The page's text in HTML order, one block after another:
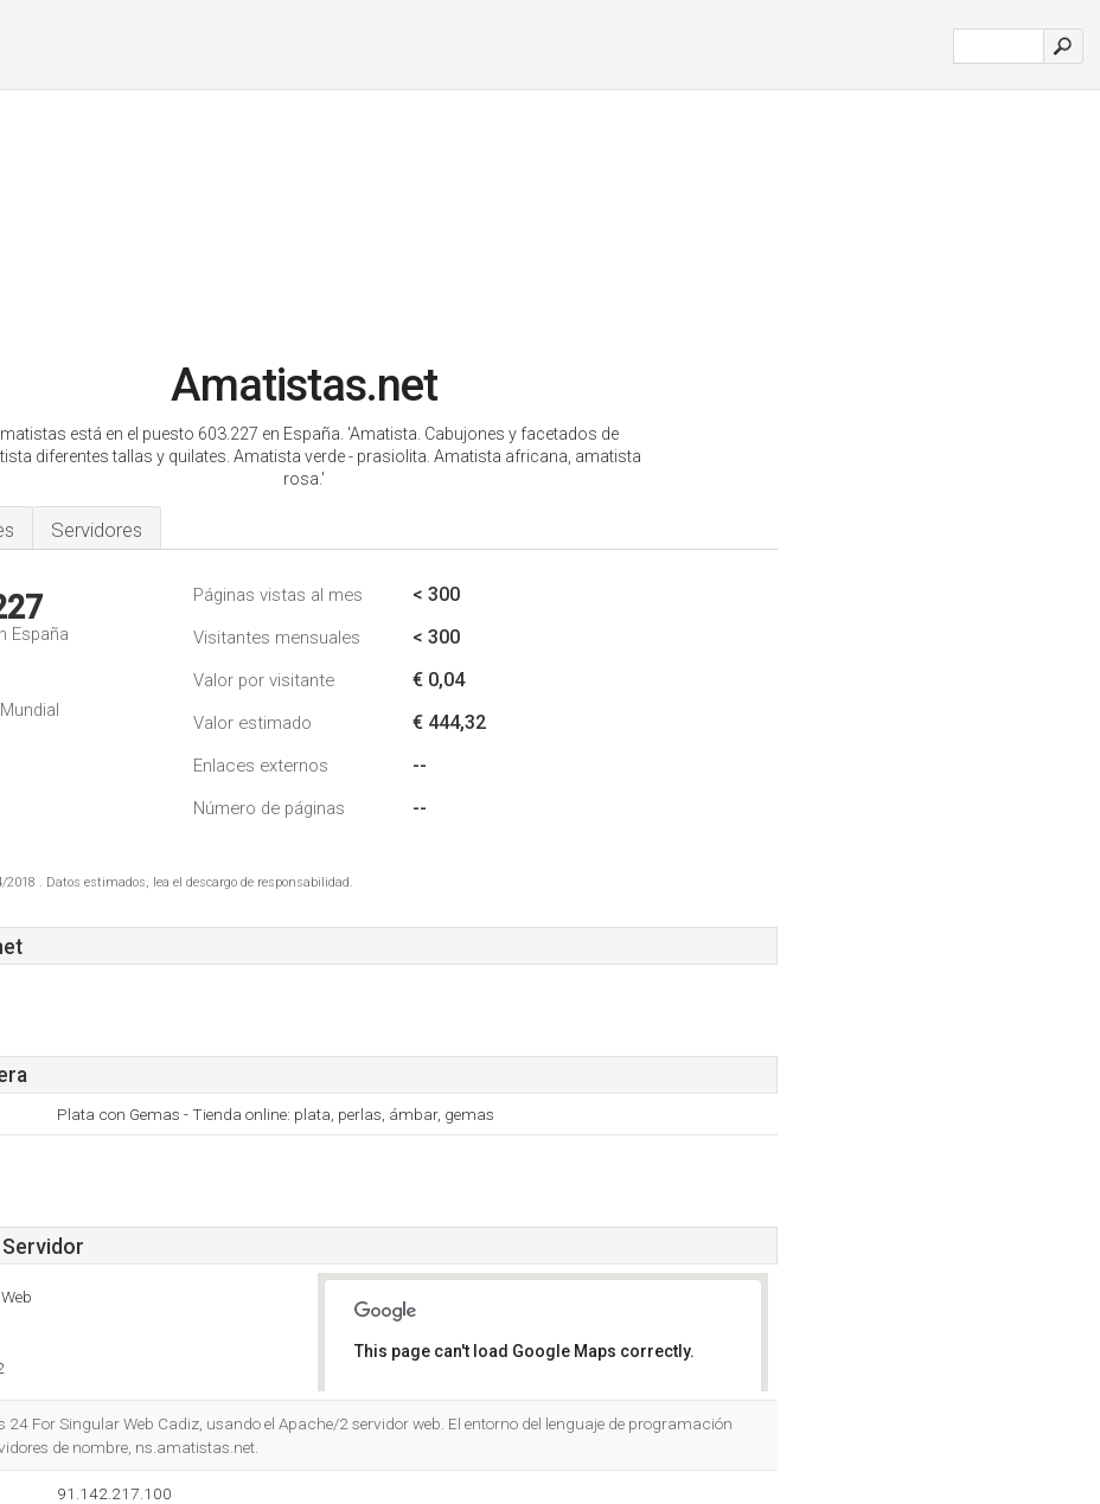
Amatistas.net
está en el puesto 603.227 en España. 'Amatista. Cabujones y facetados de
diferentes tallas y quilates. Amatista verde - prasiolita. Amatista africana, amatista
rosa.'
Servidores
España
Páginas vistas al mes < 300
Visitantes mensuales < 300
Valor por visitante € 0,04
Valor estimado € 444,32
Enlaces externos --
Número de páginas --
. Datos estimados, lea el descargo de responsabilidad.
Plata con Gemas - Tienda online: plata, perlas, ámbar, gemas
This page can't load Google Maps correctly.
24 For Singular Web Cadiz, usando el Apache/2 servidor web. El entorno del lenguaje de programación
de nombre, ns.amatistas.net.
91.142.217.100